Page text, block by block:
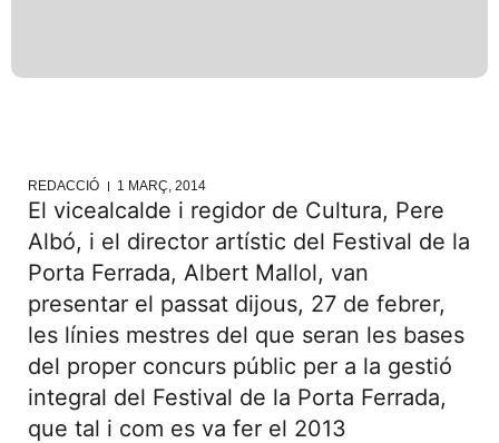
REDACCIÓ 1 MARÇ, 2014
El vicealcalde i regidor de Cultura, Pere
Albó, i el director artístic del Festival de la
Porta Ferrada, Albert Mallol, van
presentar el passat dijous, 27 de febrer,
les línies mestres del que seran les bases
del proper concurs públic per a la gestió
integral del Festival de la Porta Ferrada,
que tal i com es va fer el 2013